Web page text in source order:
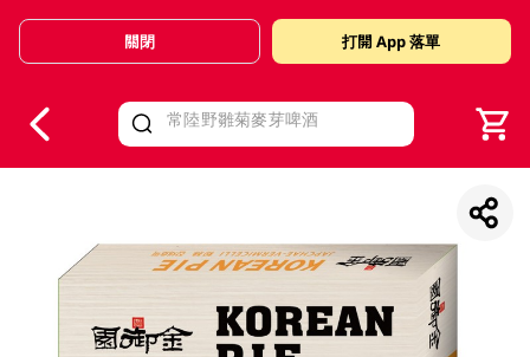
Valid Until 30 June 2026
關閉 打開 App 落單